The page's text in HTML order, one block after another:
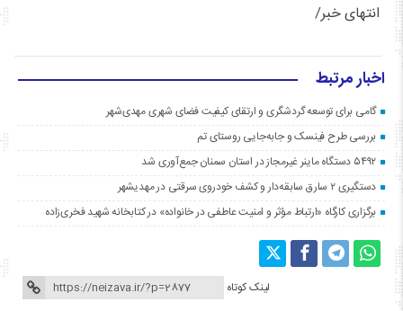
انتهای خبر/
اخبار مرتبط
گامی برای توسعه گردشگری و ارتقای کیفیت فضای شهری مهدی‌شهر
بررسی طرح فینسک و جابه‌جایی روستای تم
۵۴۹۲ دستگاه ماینر غیرمجاز در استان سمنان جمع‌آوری شد
دستگیری ۲ سارق سابقه‌دار و کشف خودروی سرقتی در مهدیشهر
برگزاری کارگاه «ارتباط مؤثر و امنیت عاطفی در خانواده» در کتابخانه شهید فخری‌زاده
لینک کوتاه